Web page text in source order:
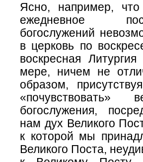
Ясно, например,
ежедневное
богослужений
в церковь по
воскресная
мере, ничем не
образом,
«почувствовать»
богослужения,
нам дух Великого
к которой мы
Великого Поста,